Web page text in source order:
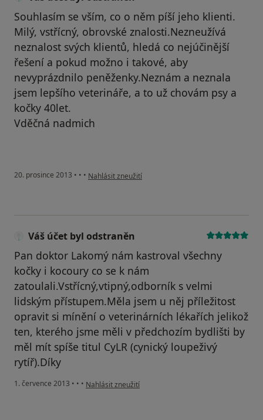
Souhlasím se vším, co o něm píší jeho klienti.
Milý, vstřícný, obrovské znalosti.Nezneužívá
neznalost svých klientů, hledá co nejúčinější
řešení a pokud možno i takové, aby
nevyprázdnilo peněženky.Neznám a neznala
jsem lepšího veterináře, a to už chovám psy a
kočky 40let.
Vděčná nadmich
20. prosince 2013 • • • podle názoru uživatele Váš účet byl odstraněn
Nahlásit zneužití
Váš účet byl odstraněn
Pan doktor Lakomý nám kastroval všechny
kočky i kocoury co se k nám
zatoulali.Vstřícný,vtipný,odborník s velmi
lidským přístupem.Měla jsem u něj příležitost
opravit si mínění o veterinárních lékařích jelikož
ten, kterého jsme měli v předchozím bydlišti by
měl mít spíše titul CyLR (cynický loupeživý
rytíř).Díky
1. července 2013 • • • podle názoru uživatele Váš účet byl odstraněn
Nahlásit zneužití